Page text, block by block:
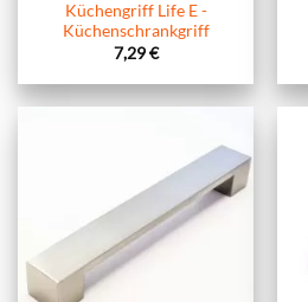
Küchengriff Life E -
Küchenschrankgriff
7,29€